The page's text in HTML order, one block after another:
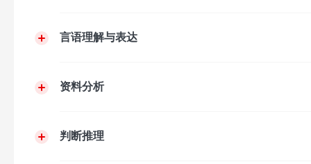
言语理解与表达
资料分析
判断推理